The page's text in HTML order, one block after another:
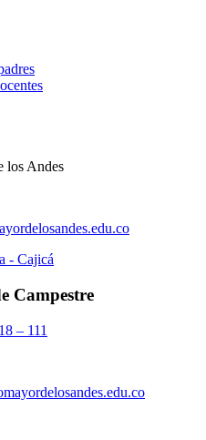
- Cajicá
Campestre
– 111